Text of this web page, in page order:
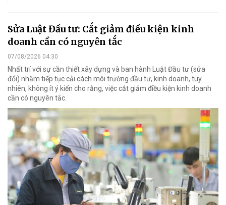
Sửa Luật Đầu tư: Cắt giảm điều kiện kinh
doanh cần có nguyên tắc
07/08/2026 04:30
Nhất trí với sự cần thiết xây dựng và ban hành Luật Đầu tư (sửa
đổi) nhằm tiếp tục cải cách môi trường đầu tư, kinh doanh, tuy
nhiên, không ít ý kiến cho rằng, việc cắt giảm điều kiện kinh doanh
cần có nguyên tắc.